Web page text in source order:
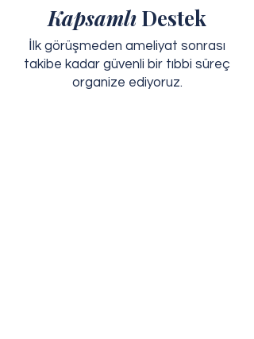
Kapsamlı Destek
İlk görüşmeden ameliyat sonrası
takibe kadar güvenli bir tıbbi süreç
organize ediyoruz.